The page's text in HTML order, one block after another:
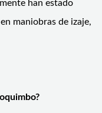
han estado
maniobras de izaje,